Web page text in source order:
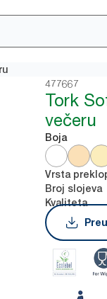
477667
Tork
večeru
Boja
Vrsta
Broj slojeva
Kvaliteta